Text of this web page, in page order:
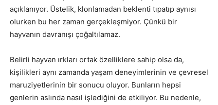
açıklanıyor. Üstelik, klonlamadan beklenti tıpatıp aynısı
olurken bu her zaman gerçekleşmiyor. Çünkü bir
hayvanın davranışı çoğaltılamaz.
Belirli hayvan ırkları ortak özelliklere sahip olsa da,
kişilikleri aynı zamanda yaşam deneyimlerinin ve çevresel
maruziyetlerinin bir sonucu oluyor. Bunların hepsi
genlerin aslında nasıl işlediğini de etkiliyor. Bu nedenle,